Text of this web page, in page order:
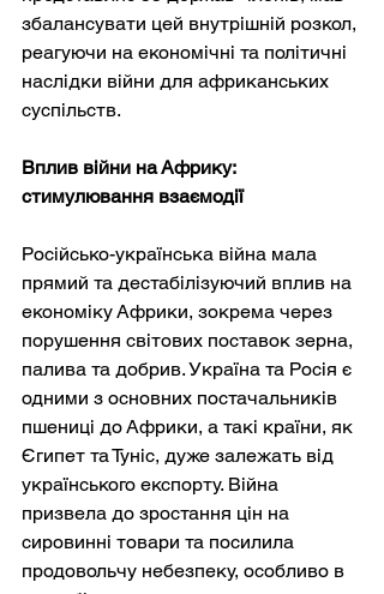
збалансувати цей внутрішній розкол,
реагуючи на економічні та політичні
наслідки війни для африканських
суспільств.
Вплив війни на Африку:
стимулювання взаємодії
Російсько-українська війна мала
прямий та дестабілізуючий вплив на
економіку Африки, зокрема через
порушення світових поставок зерна,
палива та добрив. Україна та Росія є
одними з основних постачальників
пшениці до Африки, а такі країни, як
Єгипет та Туніс, дуже залежать від
українського експорту. Війна
призвела до зростання цін на
сировинні товари та посилила
продовольчу небезпеку, особливо в